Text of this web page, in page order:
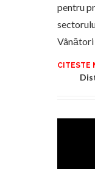
pentru
Vânători
CITESTE